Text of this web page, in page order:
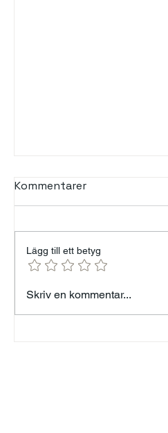
FÖRELÄSARNA - EN
Kommentarer
Lägg till ett betyg
Skriv en kommentar...